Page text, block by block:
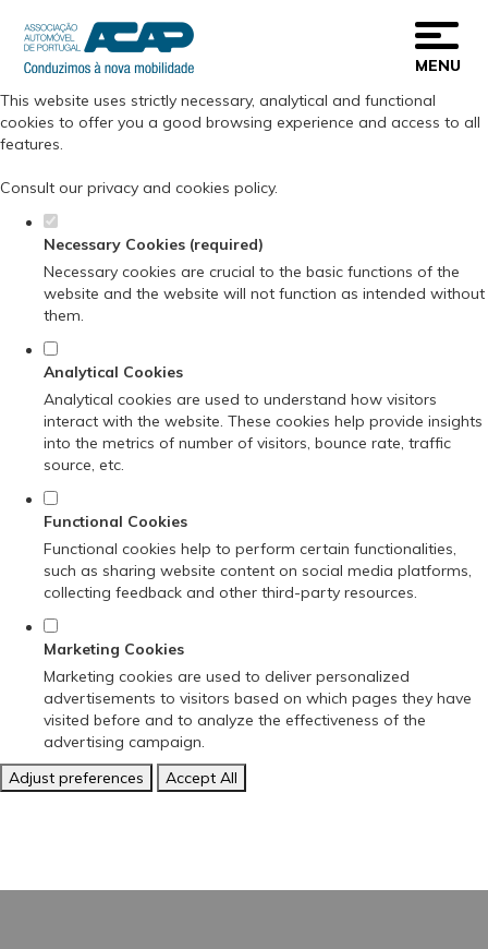
Set your cookie preferences for this
website.
This website uses strictly necessary, analytical and functional
cookies to offer you a good browsing experience and access to all
features.
Consult our privacy and cookies policy.
Necessary Cookies (required)
Necessary cookies are crucial to the basic functions of the
website and the website will not function as intended without
them.
Analytical Cookies
Analytical cookies are used to understand how visitors
interact with the website. These cookies help provide insights
into the metrics of number of visitors, bounce rate, traffic
source, etc.
Functional Cookies
Functional cookies help to perform certain functionalities,
such as sharing website content on social media platforms,
collecting feedback and other third-party resources.
Marketing Cookies
Marketing cookies are used to deliver personalized
advertisements to visitors based on which pages they have
visited before and to analyze the effectiveness of the
advertising campaign.
Adjust preferences
Accept All
MENU